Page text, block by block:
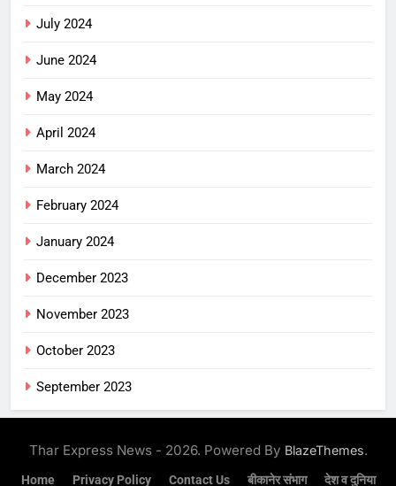
July 2024
June 2024
May 2024
April 2024
March 2024
February 2024
January 2024
December 2023
November 2023
October 2023
September 2023
Thar Express News - 2026. Powered By BlazeThemes.
Home Privacy Policy Contact Us बीकानेर संभाग देश व दुनिया